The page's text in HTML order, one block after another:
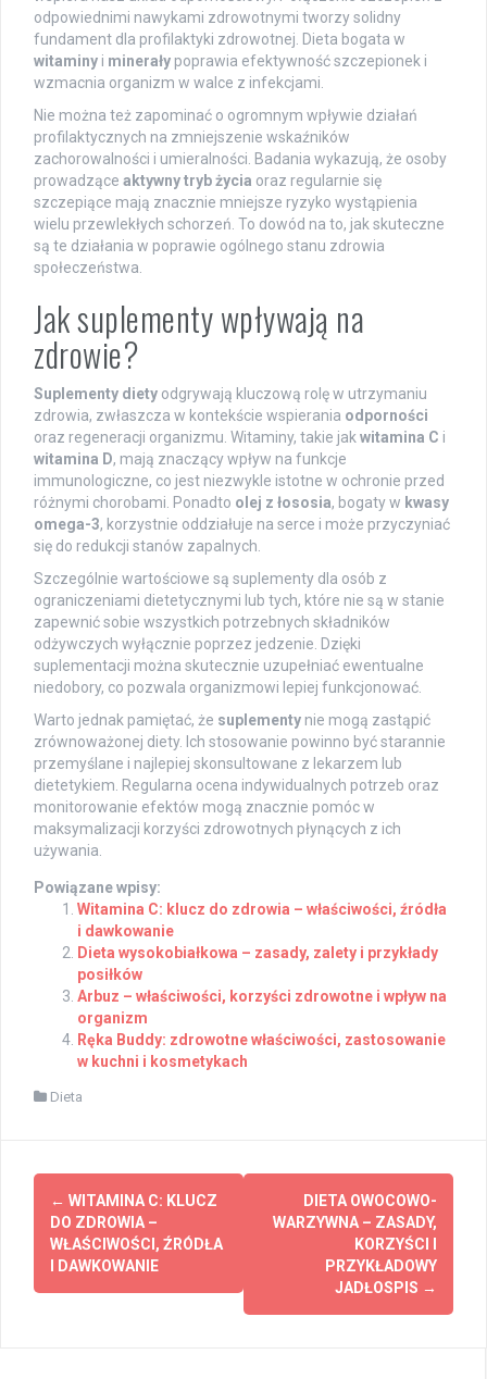
odpowiednimi nawykami zdrowotnymi tworzy solidny
fundament dla profilaktyki zdrowotnej. Dieta bogata w
witaminy i minerały poprawia efektywność szczepionek i
wzmacnia organizm w walce z infekcjami.
Nie można też zapominać o ogromnym wpływie działań
profilaktycznych na zmniejszenie wskaźników
zachorowalności i umieralności. Badania wykazują, że osoby
prowadzące aktywny tryb życia oraz regularnie się
szczepiące mają znacznie mniejsze ryzyko wystąpienia
wielu przewlekłych schorzeń. To dowód na to, jak skuteczne
są te działania w poprawie ogólnego stanu zdrowia
społeczeństwa.
Jak suplementy wpływają na
zdrowie?
Suplementy diety odgrywają kluczową rolę w utrzymaniu
zdrowia, zwłaszcza w kontekście wspierania odporności
oraz regeneracji organizmu. Witaminy, takie jakwitamina C i
witamina D, mają znaczący wpływ na funkcje
immunologiczne, co jest niezwykle istotne w ochronie przed
różnymi chorobami. Ponadto olej z łososia, bogaty w kwasy
omega-3, korzystnie oddziałuje na serce i może przyczyniać
się do redukcji stanów zapalnych.
Szczególnie wartościowe są suplementy dla osób z
ograniczeniami dietetycznymi lub tych, które nie są w stanie
zapewnić sobie wszystkich potrzebnych składników
odżywczych wyłącznie poprzez jedzenie. Dzięki
suplementacji można skutecznie uzupełniać ewentualne
niedobory, co pozwala organizmowi lepiej funkcjonować.
Warto jednak pamiętać, że suplementy nie mogą zastąpić
zrównoważonej diety. Ich stosowanie powinno być starannie
przemyślane i najlepiej skonsultowane z lekarzem lub
dietetykiem. Regularna ocena indywidualnych potrzeb oraz
monitorowanie efektów mogą znacznie pomóc w
maksymalizacji korzyści zdrowotnych płynących z ich
używania.
Powiązane wpisy:
Witamina C: klucz do zdrowia – właściwości, źródła
i dawkowanie
Dieta wysokobiałkowa – zasady, zalety i przykłady
posiłków
Arbuz – właściwości, korzyści zdrowotne i wpływ na
organizm
Ręka Buddy: zdrowotne właściwości, zastosowanie
w kuchni i kosmetykach
Dieta
Post
navigation
← WITAMINA C: KLUCZ
DO ZDROWIA –
WŁAŚCIWOŚCI, ŹRÓDŁA
I DAWKOWANIE
DIETA OWOCOWO-
WARZYWNA – ZASADY,
KORZYŚCI I
PRZYKŁADOWY
JADŁOSPIS →